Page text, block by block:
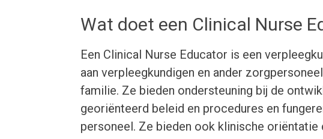
Wat doet een Clinical Nurse
Een Clinical Nurse Educator is een
aan verpleegkundigen en ander
familie. Ze bieden ondersteuning bij de
georiënteerd beleid en procedures en
personeel. Ze bieden ook klinische oriëntatie